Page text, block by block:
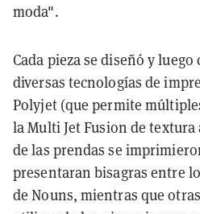
moda".
Cada pieza se diseñó y
diversas tecnologías de
Polyjet (que permite
la Multi Jet Fusion de
de las prendas se
presentaran bisagras entre
de Nouns, mientras que